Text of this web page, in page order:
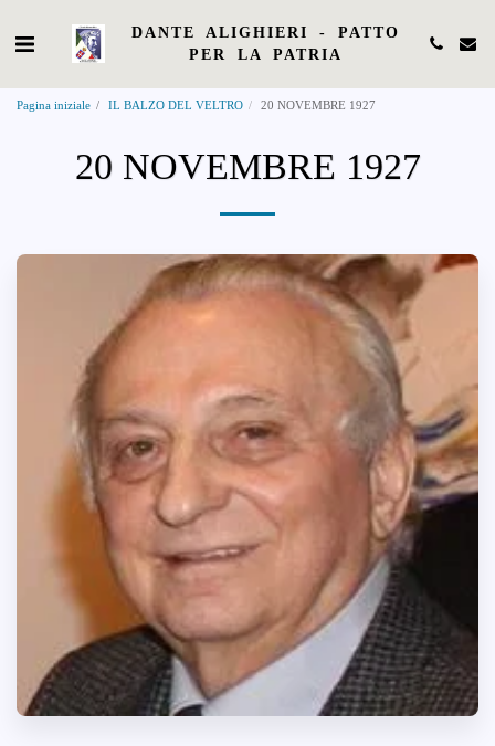
DANTE ALIGHIERI - PATTO
PER LA PATRIA
Pagina iniziale IL BALZO DEL VELTRO 20 NOVEMBRE 1927
20 NOVEMBRE 1927